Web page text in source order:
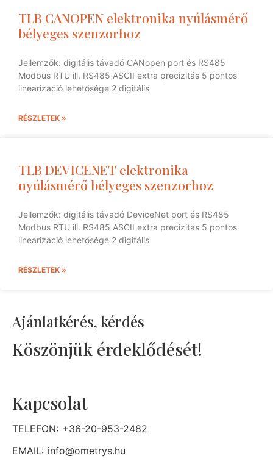
TLB CANOPEN elektronika nyúlásmérő
bélyeges szenzorhoz
Jellemzők: digitális távadó CANopen port és RS485
Modbus RTU ill. RS485 ASCII extra precizitás 5 pontos
linearizáció lehetősége 2 digitális
RÉSZLETEK »
TLB DEVICENET elektronika
nyúlásmérő bélyeges szenzorhoz
Jellemzők: digitális távadó DeviceNet port és RS485
Modbus RTU ill. RS485 ASCII extra precizitás 5 pontos
linearizáció lehetősége 2 digitális
RÉSZLETEK »
Ajánlatkérés, kérdés
Köszönjük érdeklődését!
Kapcsolat
TELEFON: +36-20-953-2482
EMAIL: info@ometrys.hu